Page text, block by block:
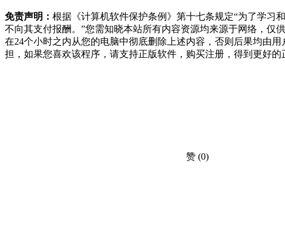
免责声明： 根据《计算机软件保护条例》第十七条规定“为了学习
不向其支付报酬。”您需知晓本站所有内容资源均来源于网络，
在24个小时之内从您的电脑中彻底删除上述内容，否则后果均由
担，如果您喜欢该程序，请支持正版软件，购买注册，得到更好的
赞 (0)